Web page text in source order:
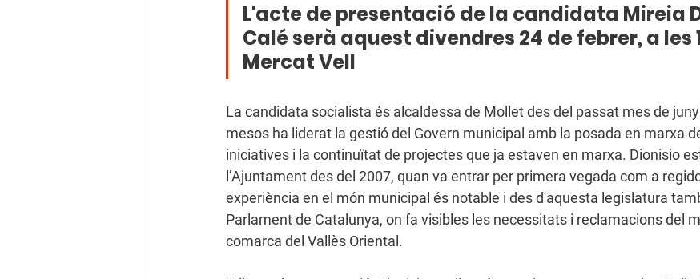
L'acte de presentació de la candidata Mireia
Calé serà aquest divendres 24 de febrer, a les
Mercat Vell
La candidata socialista és alcaldessa de Mollet des del passat mes de
mesos ha liderat la gestió del Govern municipal amb la posada en marxa
iniciatives i la continuïtat de projectes que ja estaven en marxa. Dionisio
l’Ajuntament des del 2007, quan va entrar per primera vegada com a
experiència en el món municipal és notable i des d'aquesta legislatura
Parlament de Catalunya, on fa visibles les necessitats i reclamacions del
comarca del Vallès Oriental.